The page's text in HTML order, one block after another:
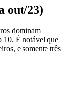
out/23)
dominam
10. É notável que
e somente três